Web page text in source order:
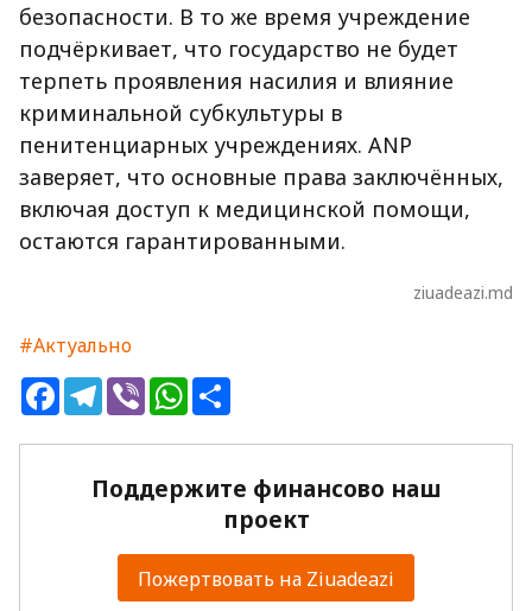
безопасности. В то же время учреждение
подчёркивает, что государство не будет
терпеть проявления насилия и влияние
криминальной субкультуры в
пенитенциарных учреждениях. ANP
заверяет, что основные права заключённых,
включая доступ к медицинской помощи,
остаются гарантированными.
ziuadeazi.md
#Актуально
FacebookTelegram
ViberWhatsApp
Поддержите финансово наш
проект
Пожертвовать на Ziuadeazi